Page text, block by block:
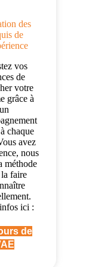
des
de
vos
de
votre
grâce à
un
chaque
avez
nous
méthode
faire
ici :
de